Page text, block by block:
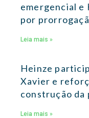
emergencial e
por
Leia mais »
Heinze
Xavier e
construção
Leia mais »